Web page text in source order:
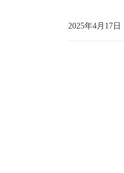
2025年4月17日